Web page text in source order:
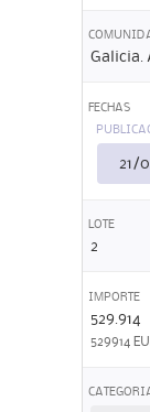
Galicia.
FECHAS
21/
LOTE
2
IMPORTE
529.914
529914